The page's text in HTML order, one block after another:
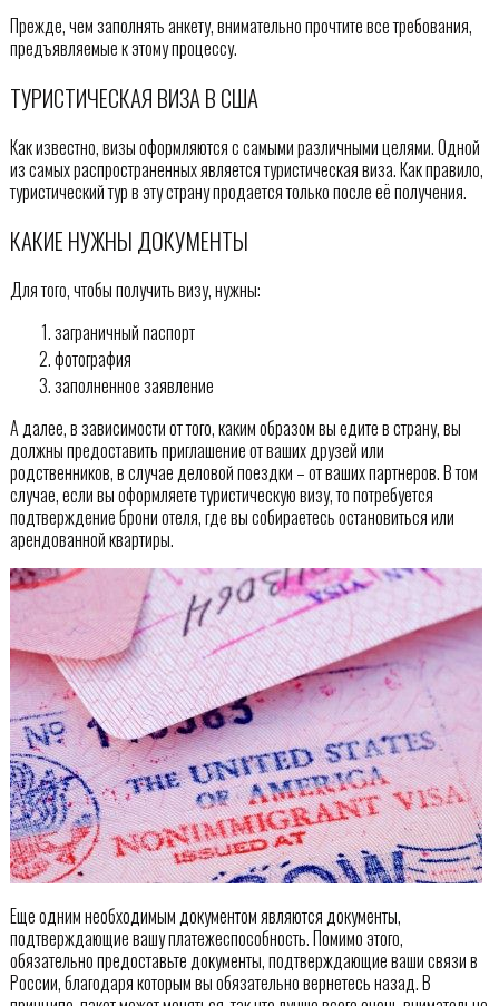
Прежде, чем заполнять анкету, внимательно прочтите все требования,
предъявляемые к этому процессу.
ТУРИСТИЧЕСКАЯ ВИЗА В США
Как известно, визы оформляются с самыми различными целями. Одной
из самых распространенных является туристическая виза. Как правило,
туристический тур в эту страну продается только после её получения.
КАКИЕ НУЖНЫ ДОКУМЕНТЫ
Для того, чтобы получить визу, нужны:
заграничный паспорт
фотография
заполненное заявление
А далее, в зависимости от того, каким образом вы едите в страну, вы
должны предоставить приглашение от ваших друзей или
родственников, в случае деловой поездки – от ваших партнеров. В том
случае, если вы оформляете туристическую визу, то потребуется
подтверждение брони отеля, где вы собираетесь остановиться или
арендованной квартиры.
Еще одним необходимым документом являются документы,
подтверждающие вашу платежеспособность. Помимо этого,
обязательно предоставьте документы, подтверждающие ваши связи в
России, благодаря которым вы обязательно вернетесь назад. В